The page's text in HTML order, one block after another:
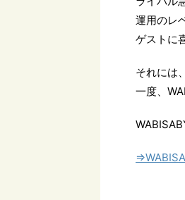
運用のレ
ゲストに
それには
一度、